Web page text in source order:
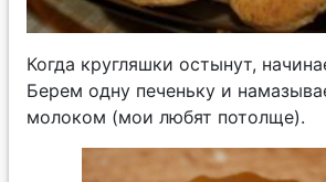
Когда кругляшки остынут,
Берем одну печеньку и
молоком (мои любят потолще).